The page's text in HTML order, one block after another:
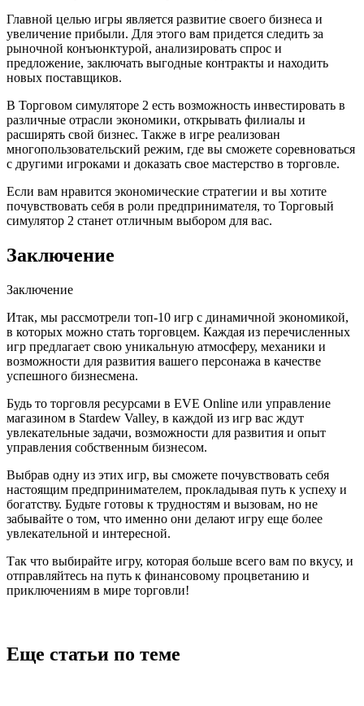
Главной целью игры является развитие своего бизнеса и
увеличение прибыли. Для этого вам придется следить за
рыночной конъюнктурой, анализировать спрос и
предложение, заключать выгодные контракты и находить
новых поставщиков.
В Торговом симуляторе 2 есть возможность инвестировать в
различные отрасли экономики, открывать филиалы и
расширять свой бизнес. Также в игре реализован
многопользовательский режим, где вы сможете соревноваться
с другими игроками и доказать свое мастерство в торговле.
Если вам нравится экономические стратегии и вы хотите
почувствовать себя в роли предпринимателя, то Торговый
симулятор 2 станет отличным выбором для вас.
Заключение
Заключение
Итак, мы рассмотрели топ-10 игр с динамичной экономикой,
в которых можно стать торговцем. Каждая из перечисленных
игр предлагает свою уникальную атмосферу, механики и
возможности для развития вашего персонажа в качестве
успешного бизнесмена.
Будь то торговля ресурсами в EVE Online или управление
магазином в Stardew Valley, в каждой из игр вас ждут
увлекательные задачи, возможности для развития и опыт
управления собственным бизнесом.
Выбрав одну из этих игр, вы сможете почувствовать себя
настоящим предпринимателем, прокладывая путь к успеху и
богатству. Будьте готовы к трудностям и вызовам, но не
забывайте о том, что именно они делают игру еще более
увлекательной и интересной.
Так что выбирайте игру, которая больше всего вам по вкусу, и
отправляйтесь на путь к финансовому процветанию и
приключениям в мире торговли!
Еще статьи по теме